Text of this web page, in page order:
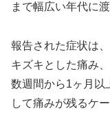
まで幅広い年代に
報告された症状は
キズキとした痛み
数週間から1ヶ月以
して痛みが残るケ